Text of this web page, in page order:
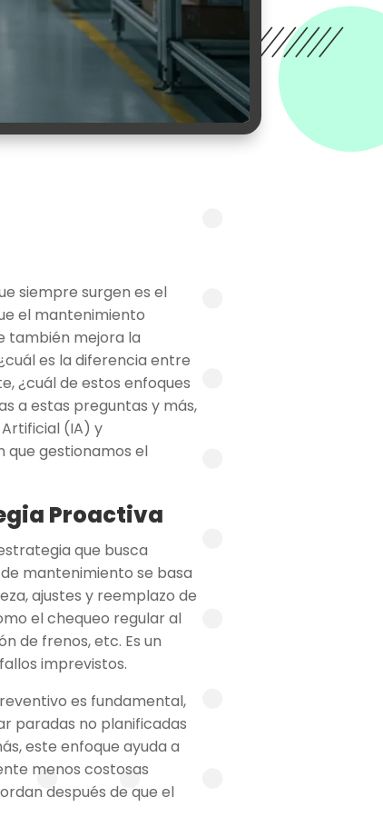
siempre surgen es el
el mantenimiento
también mejora la
es la diferencia entre
¿cuál de estos enfoques
a estas preguntas y más,
(IA) y
gestionamos el
Proactiva
que busca
mantenimiento se basa
ajustes y reemplazo de
el chequeo regular al
de frenos, etc. Es un
imprevistos.
es fundamental,
paradas no planificadas
este enfoque ayuda a
menos costosas
después de que el